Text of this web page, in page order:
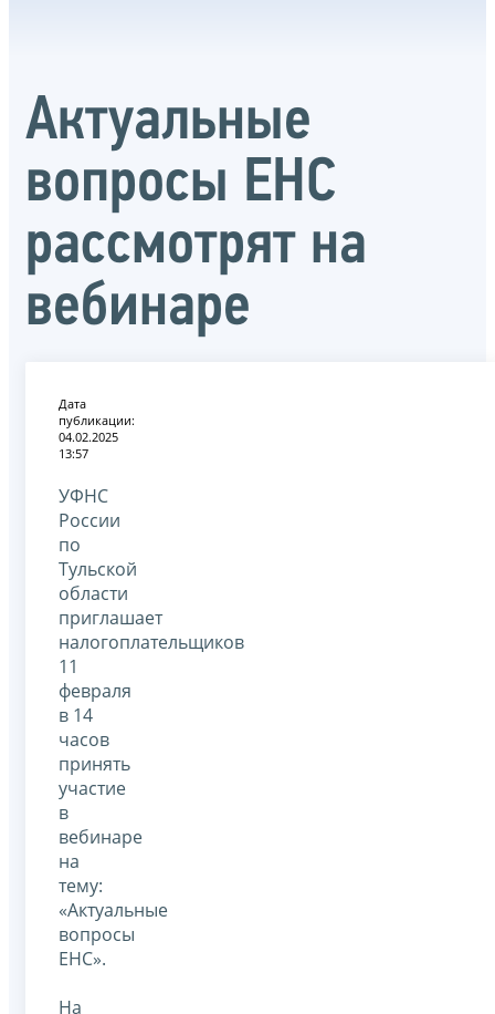
Актуальные
вопросы ЕНС
рассмотрят на
вебинаре
Дата
публикации:
04.02.2025
13:57
УФНС
России
по
Тульской
области
приглашает
налогоплательщиков
11
февраля
в 14
часов
принять
участие
в
вебинаре
на
тему:
«Актуальные
вопросы
ЕНС».
На